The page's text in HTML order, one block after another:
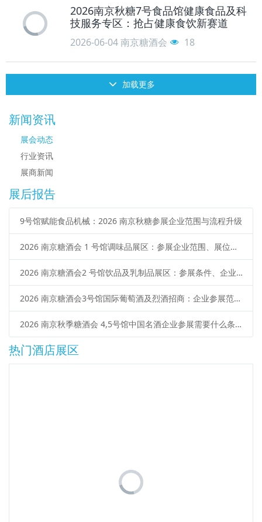
2026南京秋糖7号食品馆健康食品及科
技服务专区：抢占健康食饮新赛道
2026-06-04南京糖酒会 18
加载更多
新闻资讯
展会动态
行业资讯
展商新闻
展后报告
9号馆赋能食品机械：2026 南京秋糖参展企业范围与流程升级
2026 南京糖酒会 1 号馆调味品展区：参展企业范围、展位类型、申请流程
2026 南京糖酒会2 号馆饮品及乳制品展区：参展条件、企业范围、报名流程
2026 南京糖酒会3号馆国际葡萄酒及烈酒招商：企业参展范围、报名流程、展位预定
2026 南京秋季糖酒会 4,5号馆中国名酒企业参展需要什么条件？范围 + 流程
热门酒店展区